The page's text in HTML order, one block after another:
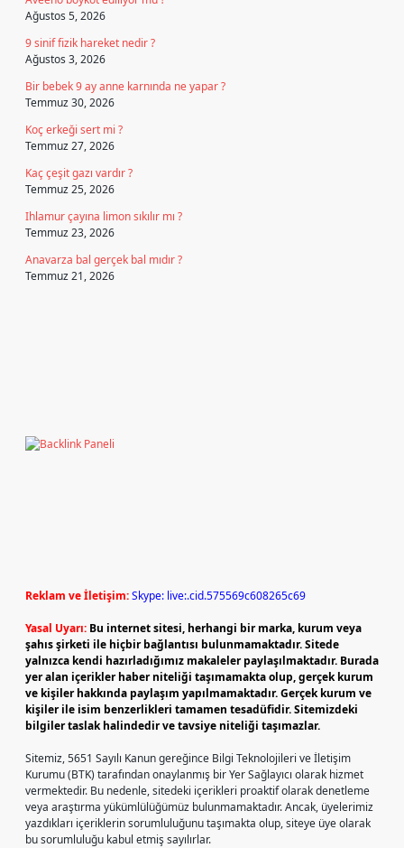
Ağustos 5, 2026
9 sinif fizik hareket nedir ?
Ağustos 3, 2026
Bir bebek 9 ay anne karnında ne yapar ?
Temmuz 30, 2026
Koç erkeği sert mi ?
Temmuz 27, 2026
Kaç çeşit gazı vardır ?
Temmuz 25, 2026
Ihlamur çayına limon sıkılır mı ?
Temmuz 23, 2026
Anavarza bal gerçek bal mıdır ?
Temmuz 21, 2026
Reklam ve İletişim:Skype: live:.cid.575569c608265c69
Yasal Uyarı: Bu internet sitesi, herhangi bir marka, kurum veya
şahıs şirketi ile hiçbir bağlantısı bulunmamaktadır. Sitede
yalnızca kendi hazırladığımız makaleler paylaşılmaktadır. Burada
yer alan içerikler haber niteliği taşımamakta olup, gerçek kurum
ve kişiler hakkında paylaşım yapılmamaktadır. Gerçek kurum ve
kişiler ile isim benzerlikleri tamamen tesadüfidir. Sitemizdeki
bilgiler taslak halindedir ve tavsiye niteliği taşımazlar.
Sitemiz, 5651 Sayılı Kanun gereğince Bilgi Teknolojileri ve İletişim
Kurumu (BTK) tarafından onaylanmış bir Yer Sağlayıcı olarak hizmet
vermektedir. Bu nedenle, sitedeki içerikleri proaktif olarak denetleme
veya araştırma yükümlülüğümüz bulunmamaktadır. Ancak, üyelerimiz
yazdıkları içeriklerin sorumluluğunu taşımakta olup, siteye üye olarak
bu sorumluluğu kabul etmiş sayılırlar.